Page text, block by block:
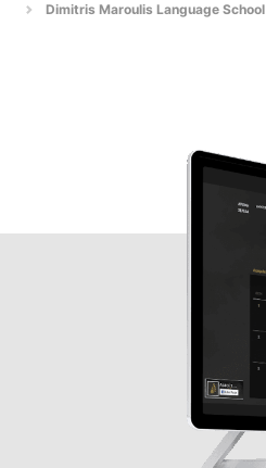
Dimitris Maroulis Language School